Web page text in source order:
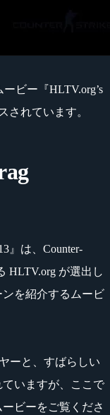
ービー『HLTV.org’s
されています。
』は、Counter-
HLTV.org が選出し
ンを紹介するムービ
ーと、すばらしい
いますが、ここで
ビーをご覧くださ